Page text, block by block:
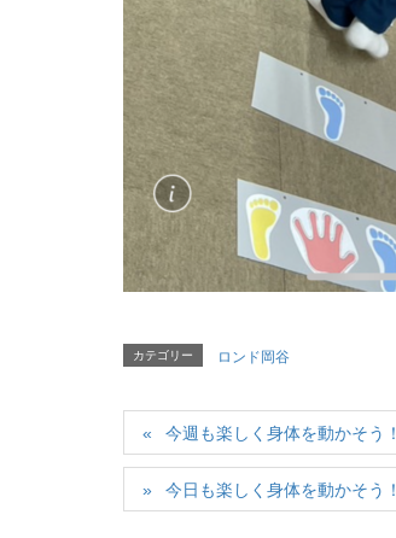
カテゴリー ロンド岡谷
今週も楽しく身体を動かそう！
今日も楽しく身体を動かそう！